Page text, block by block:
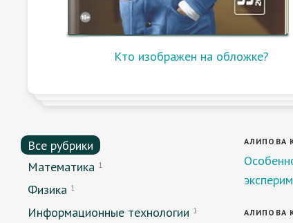
Кто изображен на обложке?
Все рубрики
Математика 1
Физика 1
Информационные технологии 1
АЛИПОВА
АЛИПОВА